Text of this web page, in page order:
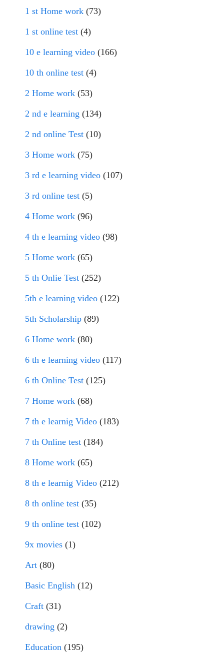
1 st Home work (73)
1 st online test (4)
10 e learning video (166)
10 th online test (4)
2 Home work (53)
2 nd e learning (134)
2 nd online Test (10)
3 Home work (75)
3 rd e learning video (107)
3 rd online test (5)
4 Home work (96)
4 th e learning video (98)
5 Home work (65)
5 th Onlie Test (252)
5th e learning video (122)
5th Scholarship (89)
6 Home work (80)
6 th e learning video (117)
6 th Online Test (125)
7 Home work (68)
7 th e learnig Video (183)
7 th Online test (184)
8 Home work (65)
8 th e learnig Video (212)
8 th online test (35)
9 th online test (102)
9x movies (1)
Art (80)
Basic English (12)
Craft (31)
drawing (2)
Education (195)